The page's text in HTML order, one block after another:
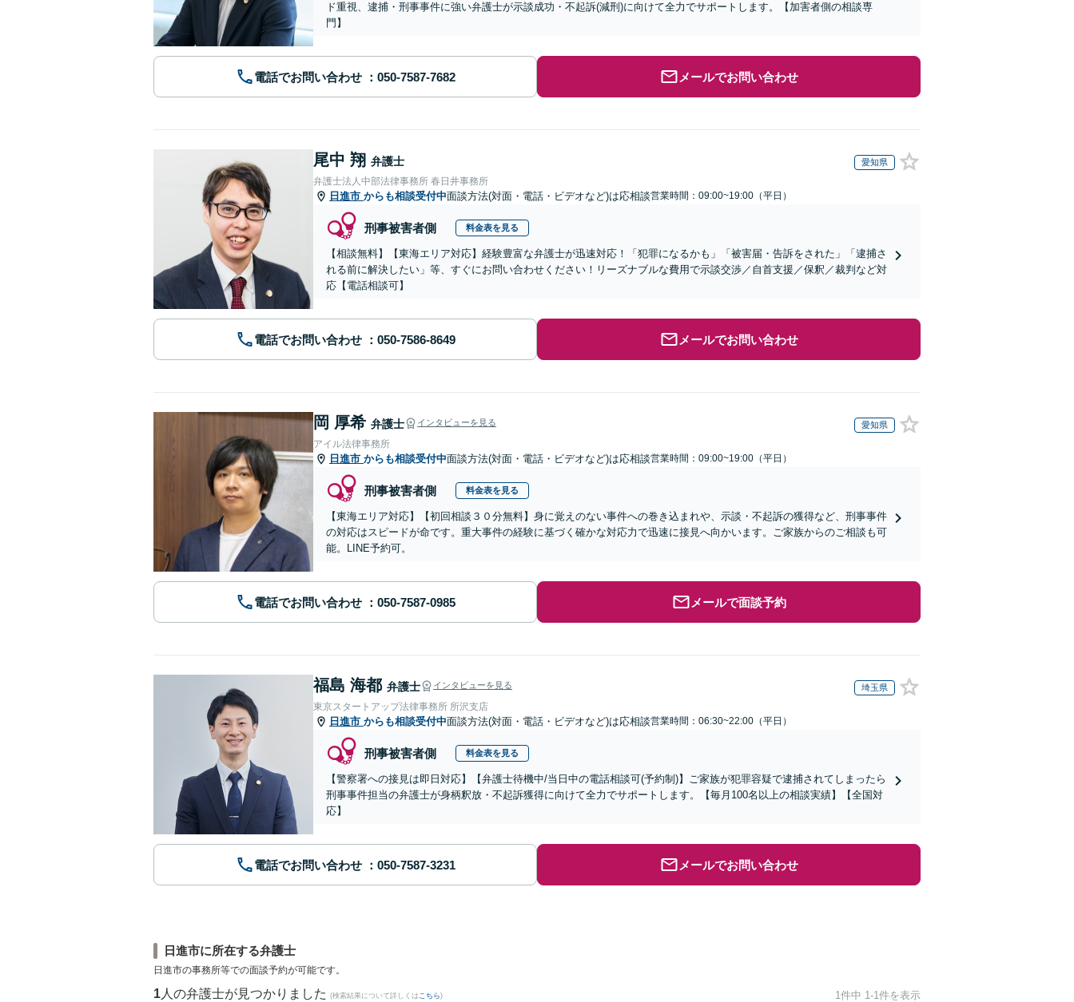
ド重視、逮捕・刑事事件に強い弁護士が示談成功・不起訴(減刑)に向けて全力でサポートします。【加害者側の相談専
門】
電話でお問い合わせ メールでお問い合わせ
尾中 翔 弁護士 愛知県
弁護士法人中部法律事務所 春日井事務所
日進市 からも相談受付中面談方法(対面・電話・ビデオなど)は応相談営業時間：09:00~19:00（平日）
刑事被害者側 料金表を見る
【相談無料】【東海エリア対応】経験豊富な弁護士が迅速対応！「犯罪になるかも」「被害届・告訴をされた」「逮捕さ
れる前に解決したい」等、すぐにお問い合わせください！リーズナブルな費用で示談交渉／自首支援／保釈／裁判など対
応【電話相談可】
電話でお問い合わせ メールでお問い合わせ
岡 厚希 弁護士 インタビューを見る 愛知県
アイル法律事務所
日進市 からも相談受付中面談方法(対面・電話・ビデオなど)は応相談営業時間：09:00~19:00（平日）
刑事被害者側 料金表を見る
【東海エリア対応】【初回相談３０分無料】身に覚えのない事件への巻き込まれや、示談・不起訴の獲得など、刑事事件
の対応はスピードが命です。重大事件の経験に基づく確かな対応力で迅速に接見へ向かいます。ご家族からのご相談も可
能。LINE予約可。
電話でお問い合わせ メールで面談予約
福島 海都 弁護士 インタビューを見る 埼玉県
東京スタートアップ法律事務所 所沢支店
日進市 からも相談受付中面談方法(対面・電話・ビデオなど)は応相談営業時間：06:30~22:00（平日）
刑事被害者側 料金表を見る
【警察署への接見は即日対応】【弁護士待機中/当日中の電話相談可(予約制)】ご家族が犯罪容疑で逮捕されてしまったら
刑事事件担当の弁護士が身柄釈放・不起訴獲得に向けて全力でサポートします。【毎月100名以上の相談実績】【全国対
応】
電話でお問い合わせ メールでお問い合わせ
日進市に所在する弁護士
日進市の事務所等での面談予約が可能です。
1 人の弁護士が見つかりました (検索結果について詳しくは こちら) 1件中 1-1件を表示